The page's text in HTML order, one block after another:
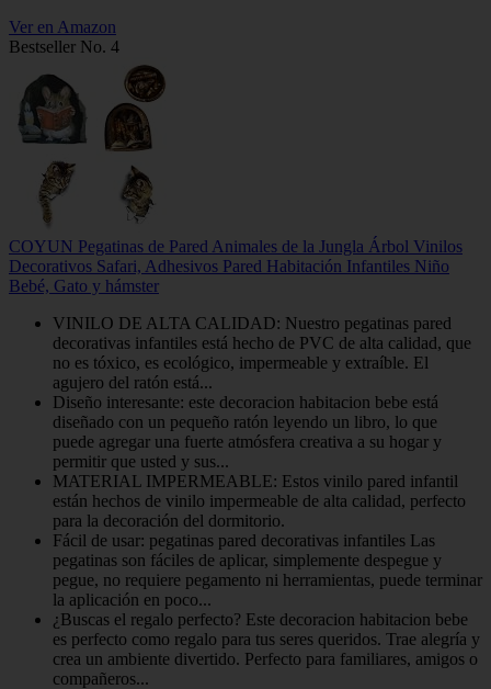
Ver en Amazon
Bestseller No. 4
COYUN Pegatinas de Pared Animales de la Jungla Árbol Vinilos
Decorativos Safari, Adhesivos Pared Habitación Infantiles Niño
Bebé, Gato y hámster
VINILO DE ALTA CALIDAD: Nuestro pegatinas pared
decorativas infantiles está hecho de PVC de alta calidad, que
no es tóxico, es ecológico, impermeable y extraíble. El
agujero del ratón está...
Diseño interesante: este decoracion habitacion bebe está
diseñado con un pequeño ratón leyendo un libro, lo que
puede agregar una fuerte atmósfera creativa a su hogar y
permitir que usted y sus...
MATERIAL IMPERMEABLE: Estos vinilo pared infantil
están hechos de vinilo impermeable de alta calidad, perfecto
para la decoración del dormitorio.
Fácil de usar: pegatinas pared decorativas infantiles Las
pegatinas son fáciles de aplicar, simplemente despegue y
pegue, no requiere pegamento ni herramientas, puede terminar
la aplicación en poco...
¿Buscas el regalo perfecto? Este decoracion habitacion bebe
es perfecto como regalo para tus seres queridos. Trae alegría y
crea un ambiente divertido. Perfecto para familiares, amigos o
compañeros...